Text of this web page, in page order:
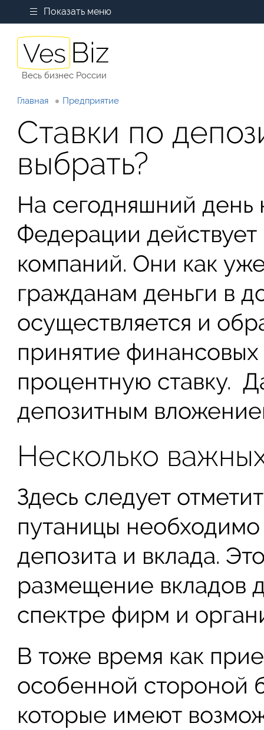
Показать меню
Весь бизнес России
Главная Предприятие
Ставки по
выбрать?
На сегодняшний день
Федерации
компаний. Они как
гражданам деньги в
осуществляется и
принятие
процентную ставку.
депозитным
Несколько
Здесь следует
путаницы необходимо
депозита и вклада.
размещение вкладов
спектре фирм и
В тоже время как
особенной стороной
которые имеют